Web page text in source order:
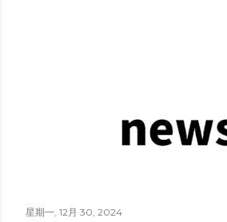
星期一, 12月 30, 2024